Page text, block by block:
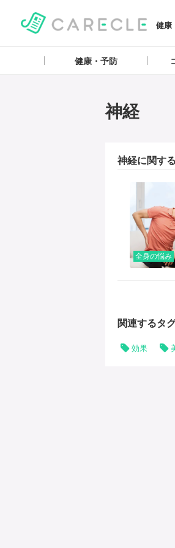
健康
健康・予防
神経
神経に関す
全身の悩み
関連するタ
効果